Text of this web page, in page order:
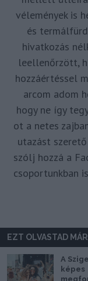
vélemények is
és
hivatkozás
leellenőrzött,
hozzáértéssel
arcom adom
hogy ne így
ot a netes
utazást
szólj hozzá a
csoportunkban
EZT OLVASTAD
A
képes